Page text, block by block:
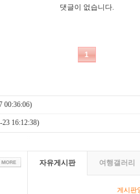
00:36:06)
23 16:12:38)
자유게시판 여행갤러리
게시판